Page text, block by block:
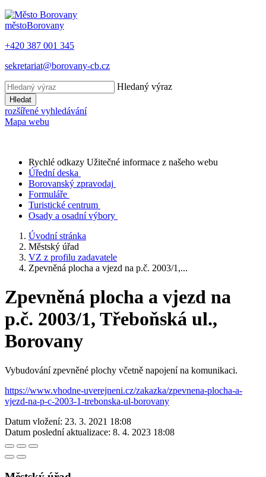
městoBorovany
+420 387 001 345
sekretariat@borovany-cb.cz
Hledaný výraz
Hledat
rozšířené vyhledávání
Mapa webu
Rychlé odkazy Užitečné informace z našeho webu
Úřední deska
Borovanský zpravodaj
Formuláře
Turistické centrum
Osady a osadní výbory
Úvodní stránka
Městský úřad
VZ z profilu zadavatele
Zpevněná plocha a vjezd na p.č. 2003/1,...
Zpevněná plocha a vjezd na
p.č. 2003/1, Třeboňská ul.,
Borovany
Vybudování zpevněné plochy včetně napojení na komunikaci.
https://www.vhodne-uverejneni.cz/zakazka/zpevnena-plocha-a-
vjezd-na-p-c-2003-1-trebonska-ul-borovany
Datum vložení: 23. 3. 2021 18:08
Datum poslední aktualizace: 8. 4. 2023 18:08